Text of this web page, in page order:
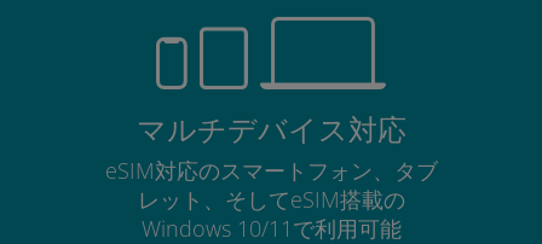
マルチデバイス対応
eSIM対応のスマートフォン、タブ
レット、そしてeSIM搭載の
Windows 10/11で利用可能